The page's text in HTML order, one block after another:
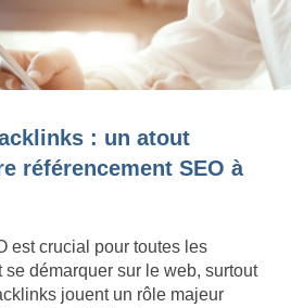
: un atout
référencement SEO à
est crucial pour toutes les
démarquer sur le web, surtout
jouent un rôle majeur